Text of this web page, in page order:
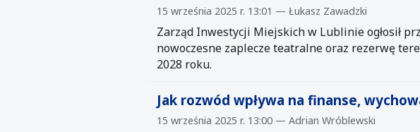
15 września 2025 r. 13:01 — Łukasz Zawadzki
Zarząd Inwestycji Miejskich w Lublinie ogłosił
nowoczesne zaplecze teatralne oraz rezerwę
2028 roku.
Jak rozwód wpływa na finanse,
15 września 2025 r. 13:00 — Adrian Wróblewski